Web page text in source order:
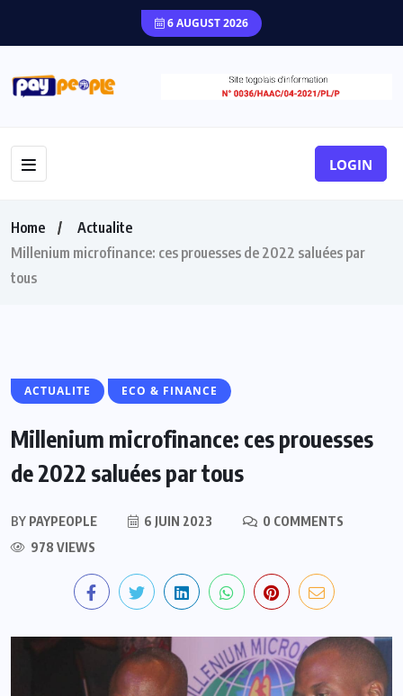
6 AUGUST 2026
LOGIN
Home
Actualite
Millenium microfinance: ces prouesses de 2022 saluées par
tous
ACTUALITE ECO & FINANCE
Millenium microfinance: ces prouesses
de 2022 saluées par tous
BY PAYPEOPLE 6 JUIN 2023
0 COMMENTS
978 VIEWS